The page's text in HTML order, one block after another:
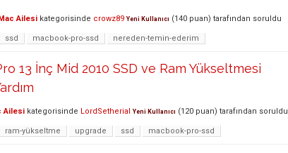
Mac Ailesi kategorisinde crowz89 Yeni Kullanıcı (140 puan) tarafından soruldu
ssd macbook-pro-ssd nereden-temin-ederim
13 İnç Mid 2010 SSD ve Ram Yükseltmesi
Ailesi kategorisinde LordSetherial Yeni Kullanıcı (120 puan) tarafından soruldu
ram-yükseltme upgrade ssd macbook-pro-ssd